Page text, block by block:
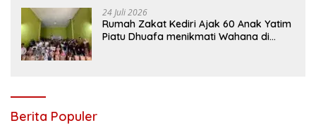
YANG TIDAK LAYAK
24 Juli 2026
Rumah Zakat Kediri Ajak 60 Anak Yatim
Piatu Dhuafa menikmati Wahana di
Berita Populer